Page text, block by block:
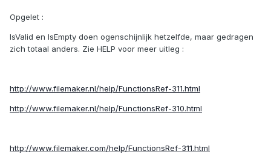
Opgelet :
IsValid en IsEmpty doen ogenschijnlijk hetzelfde, maar gedragen
zich totaal anders. Zie HELP voor meer uitleg :
http://www.filemaker.nl/help/FunctionsRef-311.html
http://www.filemaker.nl/help/FunctionsRef-310.html
http://www.filemaker.com/help/FunctionsRef-311.html